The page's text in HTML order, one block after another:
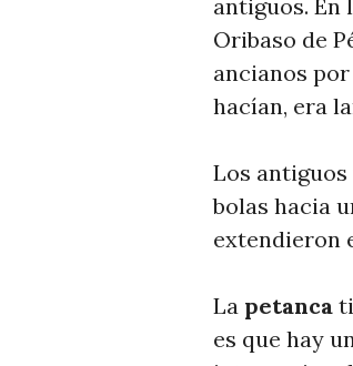
antiguos. En
Oribaso de
ancianos
hacían, era
Los
bolas hacia
extendieron
La petanca
es que hay